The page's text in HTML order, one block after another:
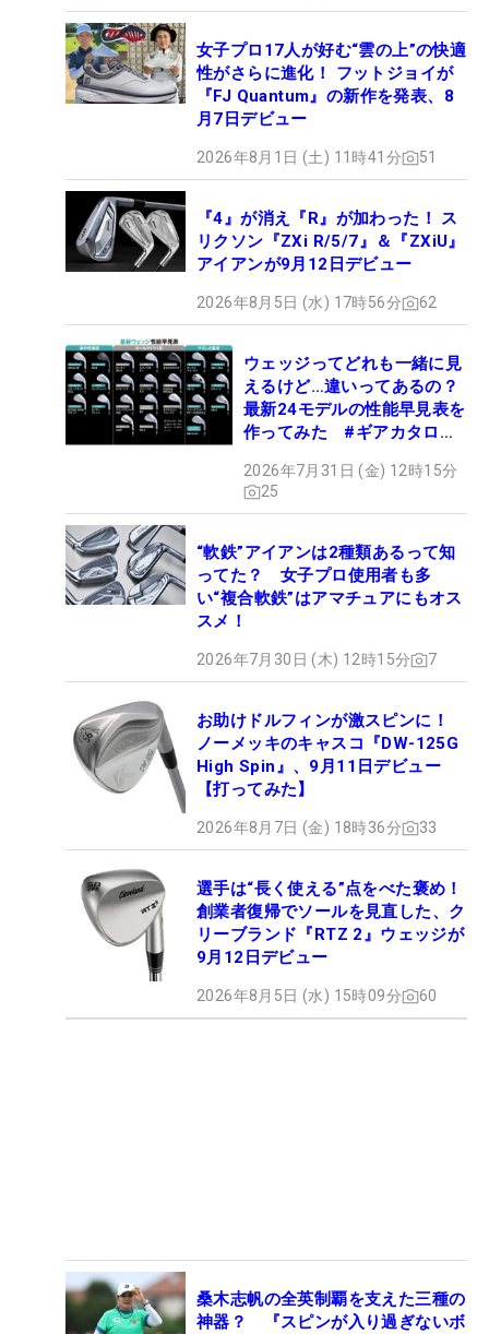
女子プロ17人が好む“雲の上”の快適
性がさらに進化！ フットジョイが
『FJ Quantum』の新作を発表、8
月7日デビュー
2026年8月1日 (土) 11時41分 51
『4』が消え『R』が加わった！ ス
リクソン『ZXi R/5/7』＆『ZXiU』
アイアンが9月12日デビュー
2026年8月5日 (水) 17時56分 62
ウェッジってどれも一緒に見
えるけど…違いってあるの？
最新24モデルの性能早見表を
作ってみた #ギアカタログ
2026年7月31日 (金) 12時15分
25
“軟鉄”アイアンは2種類あるって知
ってた？ 女子プロ使用者も多
い“複合軟鉄”はアマチュアにもオス
スメ！
2026年7月30日 (木) 12時15分 7
お助けドルフィンが激スピンに！
ノーメッキのキャスコ『DW-125G
High Spin』、9月11日デビュー
【打ってみた】
2026年8月7日 (金) 18時36分 33
選手は“長く使える”点をべた褒め！
創業者復帰でソールを見直した、ク
リーブランド『RTZ 2』ウェッジが
9月12日デビュー
2026年8月5日 (水) 15時09分 60
桑木志帆の全英制覇を支えた三種の
神器？ 『スピンが入り過ぎないボ